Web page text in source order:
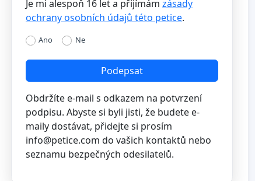
Je mi alespoň 16 let a přijímám zásady
ochrany osobních údajů této petice.
Ano Ne
Podepsat
Obdržíte e-mail s odkazem na potvrzení
podpisu. Abyste si byli jisti, že budete e-
maily dostávat, přidejte si prosím
info@petice.com do vašich kontaktů nebo
seznamu bezpečných odesilatelů.